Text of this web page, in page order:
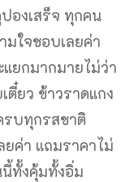
องเสร็จ ทุกคน
มใจชอบเลยค่า
ยกมากมายไม่ว่า
ตี๋ยว ข้าวราดแกง
รบทุกรสชาติ
ยค่า แถมราคาไม่
ทั้งคุ้มทั้งอิ่ม